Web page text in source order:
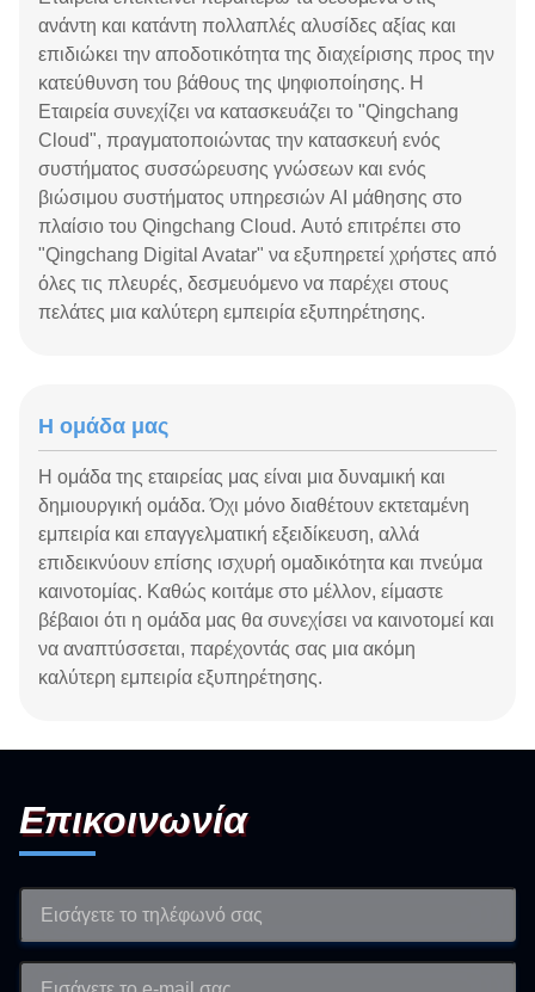
ανάντη και κατάντη πολλαπλές αλυσίδες αξίας και
επιδιώκει την αποδοτικότητα της διαχείρισης προς την
κατεύθυνση του βάθους της ψηφιοποίησης. Η
Εταιρεία συνεχίζει να κατασκευάζει το "Qingchang
Cloud", πραγματοποιώντας την κατασκευή ενός
συστήματος συσσώρευσης γνώσεων και ενός
βιώσιμου συστήματος υπηρεσιών AI μάθησης στο
πλαίσιο του Qingchang Cloud. Αυτό επιτρέπει στο
"Qingchang Digital Avatar" να εξυπηρετεί χρήστες από
όλες τις πλευρές, δεσμευόμενο να παρέχει στους
πελάτες μια καλύτερη εμπειρία εξυπηρέτησης.
Η ομάδα μας
Η ομάδα της εταιρείας μας είναι μια δυναμική και
δημιουργική ομάδα. Όχι μόνο διαθέτουν εκτεταμένη
εμπειρία και επαγγελματική εξειδίκευση, αλλά
επιδεικνύουν επίσης ισχυρή ομαδικότητα και πνεύμα
καινοτομίας. Καθώς κοιτάμε στο μέλλον, είμαστε
βέβαιοι ότι η ομάδα μας θα συνεχίσει να καινοτομεί και
να αναπτύσσεται, παρέχοντάς σας μια ακόμη
καλύτερη εμπειρία εξυπηρέτησης.
Επικοινωνία